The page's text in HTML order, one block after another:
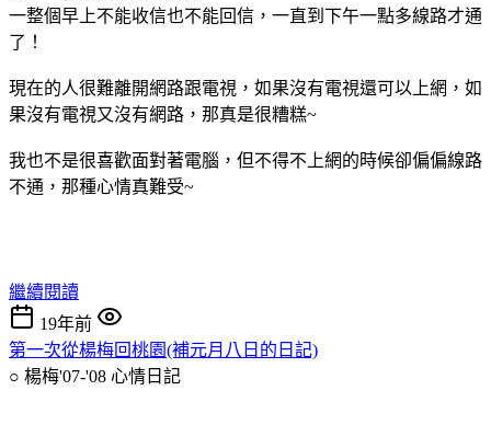
一整個早上不能收信也不能回信，一直到下午一點多線路才通
了！
現在的人很難離開網路跟電視，如果沒有電視還可以上網，如
果沒有電視又沒有網路，那真是很糟糕~
我也不是很喜歡面對著電腦，但不得不上網的時候卻偏偏線路
不通，那種心情真難受~
繼續閱讀
19年前
第一次從楊梅回桃園(補元月八日的日記)
○ 楊梅'07-'08 心情日記